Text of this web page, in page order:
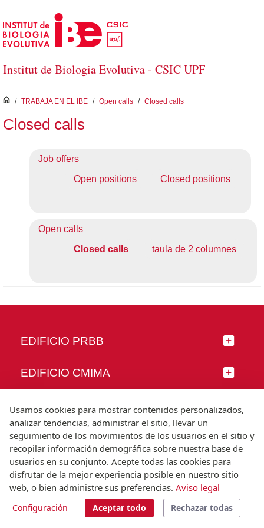
Saltar al contenido principal
Institut de Biologia Evolutiva - CSIC UPF
inici
/ TRABAJA EN EL IBE / Open calls / Closed calls
Closed calls
Job offers
Open positions
Closed positions
Open calls
Closed calls
taula de 2 columnes
EDIFICIO PRBB
EDIFICIO CMIMA
SÍGUENOS
© Universitat Pompeu Fabra
Barcelona
T.(+34) 93 542 20 00
Usamos cookies para mostrar contenidos personalizados,
analizar tendencias, administrar el sitio, llevar un
seguimiento de los movimientos de los usuarios en el sitio y
recopilar información demográfica sobre nuestra base de
usuarios en su conjunto. Acepte todas las cookies para
disfrutar de la mejor experiencia posible en nuestro sitio
web, o bien administre sus preferencias. Aviso legal
Configuración Aceptar todo Rechazar todas